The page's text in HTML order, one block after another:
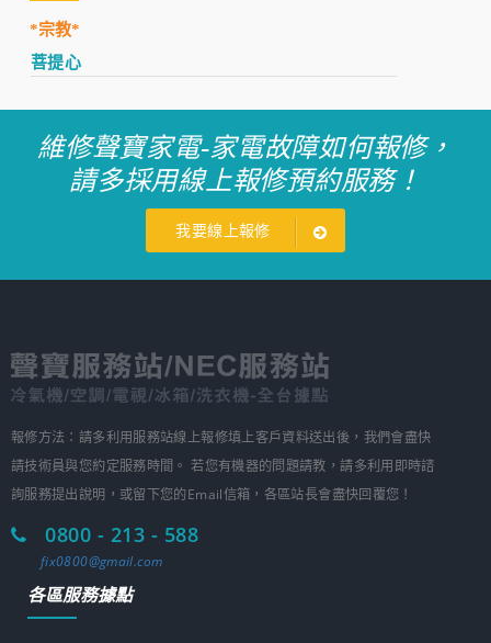
*宗教*
菩提心
維修聲寶家電-家電故障如何報修，
請多採用線上報修預約服務！
我要線上報修
報修方法：請多利用服務站線上報修填上客戶資料送出後，我們會盡快
請技術員與您約定服務時間。 若您有機器的問題請教，請多利用即時諮
詢服務提出說明，或留下您的Email信箱，各區站長會盡快回覆您！
0800 - 213 - 588
fix0800@gmail.com
各區服務據點